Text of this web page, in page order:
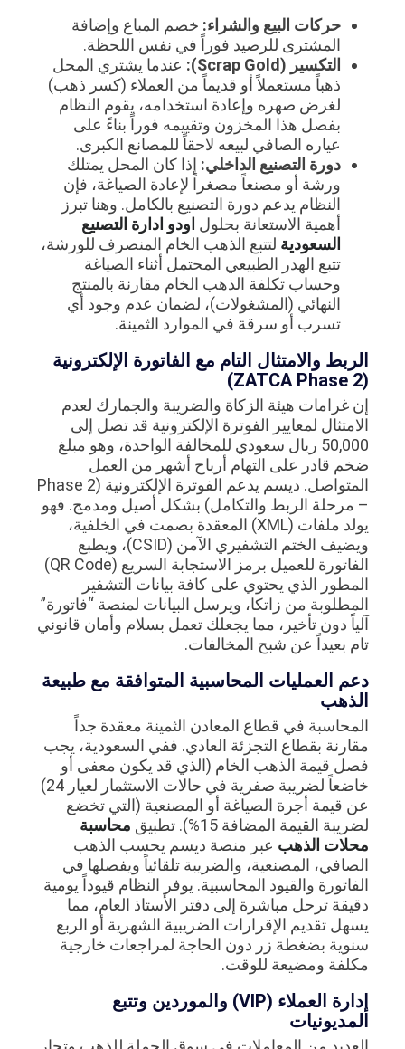
حركات البيع والشراء:خصم المباع وإضافة
المشترى للرصيد فوراً في نفس اللحظة.
التكسير (Scrap Gold):
عندما يشتري المحل
ذهباً مستعملاً أو قديماً من العملاء (كسر ذهب)
لغرض صهره وإعادة استخدامه، يقوم النظام
بفصل هذا المخزون وتقييمه فوراً بناءً على
عياره الصافي لبيعه لاحقاً للمصانع الكبرى.
دورة التصنيع الداخلي:إذا كان المحل يمتلك
ورشة أو مصنعاً مصغراً لإعادة الصياغة، فإن
النظام يدعم دورة التصنيع بالكامل. وهنا تبرز
أهمية الاستعانة بحلولاودو ادارة التصنيع
السعوديةلتتبع الذهب الخام المنصرف للورشة،
تتبع الهدر الطبيعي المحتمل أثناء الصياغة
وحساب تكلفة الذهب الخام مقارنة بالمنتج
النهائي (المشغولات)، لضمان عدم وجود أي
تسرب أو سرقة في الموارد الثمينة.
الربط والامتثال التام مع الفاتورة الإلكترونية
إن غرامات هيئة الزكاة والضريبة والجمارك لعدم
الامتثال لمعايير الفوترة الإلكترونية قد تصل إلى
50,000 ريال سعودي للمخالفة الواحدة، وهو مبلغ
ضخم قادر على التهام أرباح أشهر من العمل
المتواصل. ديسم يدعم الفوترة الإلكترونية (Phase 2
– مرحلة الربط والتكامل) بشكل أصيل ومدمج. فهو
يولد ملفات (XML) المعقدة بصمت في الخلفية،
ويضيف الختم التشفيري الآمن (CSID)، ويطبع
الفاتورة للعميل برمز الاستجابة السريع (QR Code)
المطور الذي يحتوي على كافة بيانات التشفير
المطلوبة من زاتكا، ويرسل البيانات لمنصة “فاتورة”
آلياً دون تأخير، مما يجعلك تعمل بسلام وأمان قانوني
تام بعيداً عن شبح المخالفات.
دعم العمليات المحاسبية المتوافقة مع طبيعة
الذهب
المحاسبة في قطاع المعادن الثمينة معقدة جداً
مقارنة بقطاع التجزئة العادي. ففي السعودية، يجب
فصل قيمة الذهب الخام (الذي قد يكون معفى أو
خاضعاً لضريبة صفرية في حالات الاستثمار لعيار 24)
عن قيمة أجرة الصياغة أو المصنعية (التي تخضع
لضريبة القيمة المضافة 15%). تطبيق
محاسبة
محلات الذهبعبر منصة ديسم يحسب الذهب
الصافي، المصنعية، والضريبة تلقائياً ويفصلها في
الفاتورة والقيود المحاسبية. يوفر النظام قيوداً يومية
دقيقة ترحل مباشرة إلى دفتر الأستاذ العام، مما
يسهل تقديم الإقرارات الضريبية الشهرية أو الربع
سنوية بضغطة زر دون الحاجة لمراجعات خارجية
مكلفة ومضيعة للوقت.
إدارة العملاء (VIP) والموردين وتتبع
المديونيات